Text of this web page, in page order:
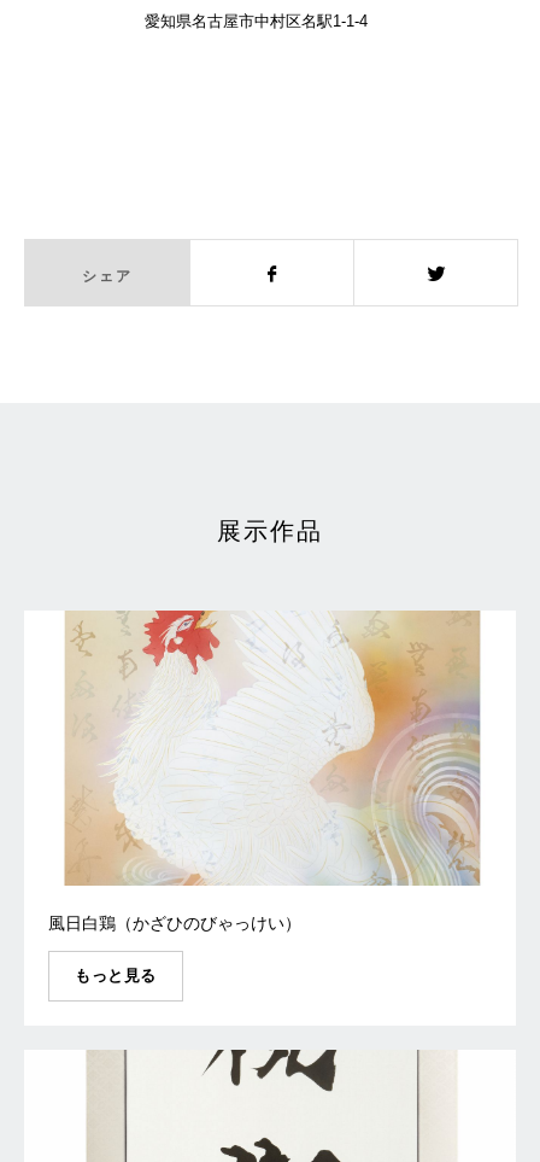
愛知県名古屋市中村区名駅1-1-4
シェア
展示作品
風日白鶏（かざひのびゃっけい）
もっと見る